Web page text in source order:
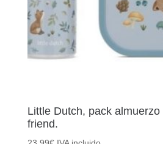
Little Dutch, pack
friend.